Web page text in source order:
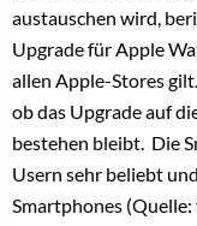
austauschen wird,
Upgrade für Apple
allen Apple-Stores
ob das Upgrade auf
bestehen bleibt. Die
Usern sehr beliebt
Smartphones